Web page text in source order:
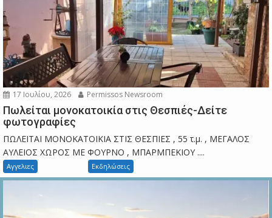
17 Ιουλίου, 2026 Permissos Newsroom
Πωλείται μονοκατοικία στις Θεσπιές-Δείτε
φωτογραφίες
ΠΩΛΕΙΤΑΙ ΜΟΝΟΚΑΤΟΙΚΙΑ ΣΤΙΣ ΘΕΣΠΙΕΣ , 55 τ.μ. , ΜΕΓΑΛΟΣ
ΑΥΛΕΙΟΣ ΧΩΡΟΣ ΜΕ ΦΟΥΡΝΟ , ΜΠΑΡΜΠΕΚΙΟΥ ....
Αγγελιες Εκδηλώσεις